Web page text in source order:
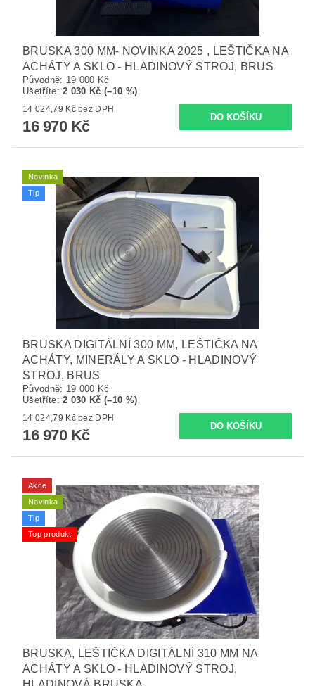
BRUSKA 300 MM- NOVINKA 2025 , LEŠTIČKA NA
ACHÁTY A SKLO - HLADINOVÝ STROJ, BRUS
Původně: 19 000 Kč
Ušetříte:2 030 Kč (–10 %)
14 024,79 Kč bez DPH
16 970 Kč
Novinka
Tip
BRUSKA DIGITÁLNÍ 300 MM, LEŠTIČKA NA
ACHÁTY, MINERÁLY A SKLO - HLADINOVÝ
STROJ, BRUS
Původně: 19 000 Kč
Ušetříte:2 030 Kč (–10 %)
14 024,79 Kč bez DPH
16 970 Kč
Akce
Novinka
Tip
Top produkt
BRUSKA, LEŠTIČKA DIGITÁLNÍ 310 MM NA
ACHÁTY A SKLO - HLADINOVÝ STROJ,